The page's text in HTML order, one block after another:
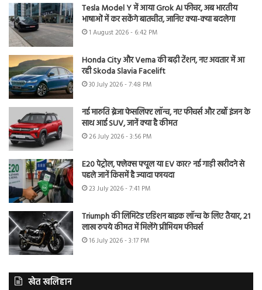
Tesla Model Y में आया Grok AI फीचर, अब भारतीय
भाषाओं में कर सकेंगे बातचीत, जानिए क्या-क्या बदलेगा
1 August 2026 - 6:42 PM
Honda City और Verna की बढ़ी टेंशन, नए अवतार में आ
रही Skoda Slavia Facelift
30 July 2026 - 7:48 PM
नई मारुति ब्रेजा फेसलिफ्ट लॉन्च, नए फीचर्स और टर्बो इंजन के
साथ आई SUV, जानें क्या है कीमत
26 July 2026 - 3:56 PM
E20 पेट्रोल, फ्लेक्स फ्यूल या EV कार? नई गाड़ी खरीदने से
पहले जानें किसमें है ज्यादा फायदा
23 July 2026 - 7:41 PM
Triumph की लिमिटेड एडिशन बाइक लॉन्च के लिए तैयार, 21
लाख रुपये कीमत में मिलेंगे प्रीमियम फीचर्स
16 July 2026 - 3:17 PM
खेत खलिहान